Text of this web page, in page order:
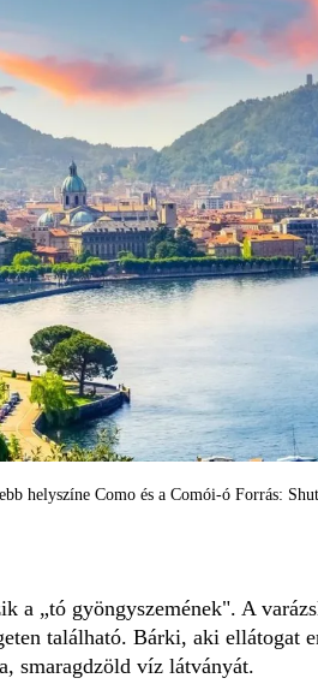
helyszíne Como és a Comói-ó Forrás:
a „tó gyöngyszemének". A
található. Bárki, aki ellátogat
smaragdzöld víz látványát.